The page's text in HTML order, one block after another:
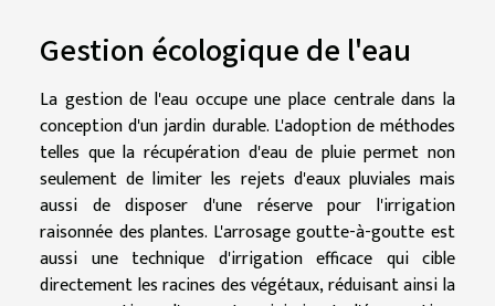
Gestion écologique de l'eau
La gestion de l'eau occupe une place centrale dans la
conception d'un jardin durable. L'adoption de méthodes
telles que la récupération d'eau de pluie permet non
seulement de limiter les rejets d'eaux pluviales mais
aussi de disposer d'une réserve pour l'irrigation
raisonnée des plantes. L'arrosage goutte-à-goutte est
aussi une technique d'irrigation efficace qui cible
directement les racines des végétaux, réduisant ainsi la